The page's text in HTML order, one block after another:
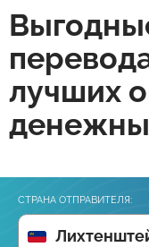
лучших
СТРАНА ОТПРАВИТЕЛЯ: